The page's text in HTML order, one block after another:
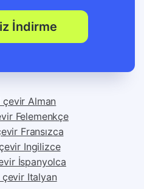
İndirme
çevir Alman
Felemenkçe
Fransızca
Ingilizce